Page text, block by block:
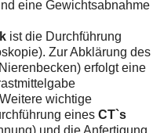
eine Gewichtsabnahme
ist die Durchführung
Zur Abklärung des
erfolgt eine
wichtige
eines CT`s
und die Anfertigung